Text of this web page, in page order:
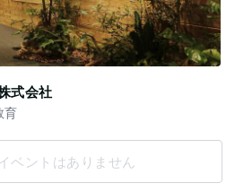
式会社
育
ベントはありません